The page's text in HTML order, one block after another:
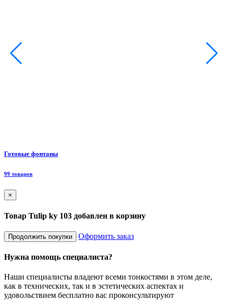
Готовые фонтаны
99 товаров
×
Товар Tulip ky 103 добавлен в корзину
Продолжить покупки Оформить заказ
Нужна помощь специалиста?
Наши специалисты владеют всеми тонкостями в этом деле,
как в технических, так и в эстетических аспектах и
удовольствием бесплатно вас проконсультируют